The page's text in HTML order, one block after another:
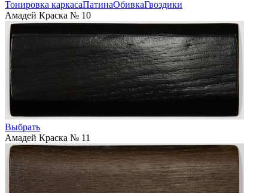
Тонировка каркасаПатинаОбивкаГвоздики
Амадей Краска № 10
Выбрать
Амадей Краска № 11